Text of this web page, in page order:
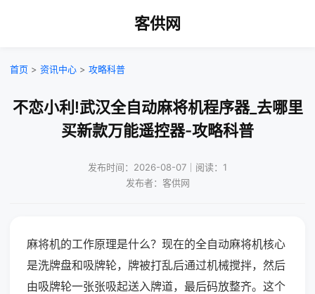
客供网
首页 > 资讯中心 > 攻略科普
不恋小利!武汉全自动麻将机程序器_去哪里
买新款万能遥控器-攻略科普
发布时间：2026-08-07｜阅读：1
发布者：客供网
麻将机的工作原理是什么？现在的全自动麻将机核心
是洗牌盘和吸牌轮，牌被打乱后通过机械搅拌，然后
由吸牌轮一张张吸起送入牌道，最后码放整齐。这个